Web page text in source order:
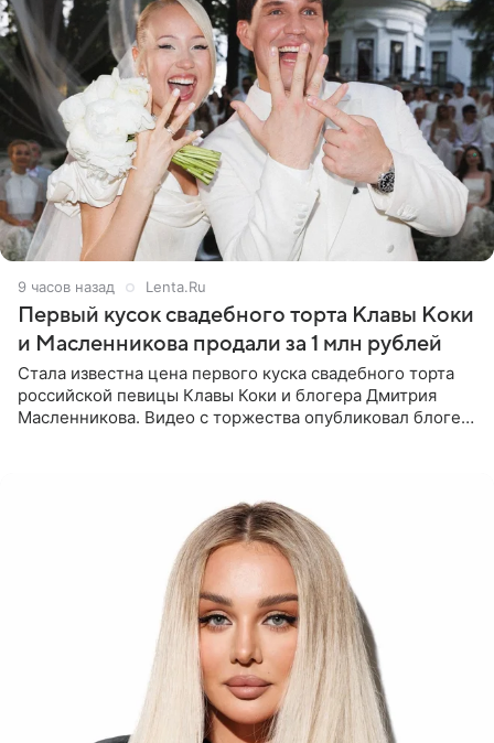
9 часов назад Lenta.Ru
Первый кусок свадебного торта Клавы Коки
и Масленникова продали за 1 млн рублей
Стала известна цена первого куска свадебного торта
российской певицы Клавы Коки и блогера Дмитрия
Масленникова. Видео с торжества опубликовал блогер